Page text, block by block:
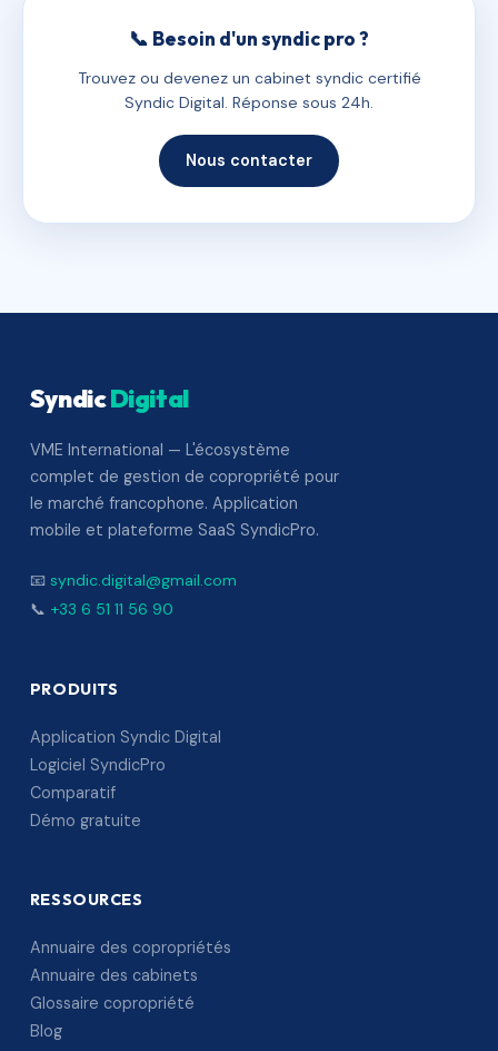
📞 Besoin d'un syndic pro ?
Trouvez ou devenez un cabinet syndic certifié
Syndic Digital. Réponse sous 24h.
Nous contacter
SyndicDigital
VME International — L'écosystème
complet de gestion de copropriété pour
le marché francophone. Application
mobile et plateforme SaaS SyndicPro.
📧 syndic.digital@gmail.com
📞 +33 6 51 11 56 90
PRODUITS
Application Syndic Digital
Logiciel SyndicPro
Comparatif
Démo gratuite
RESSOURCES
Annuaire des copropriétés
Annuaire des cabinets
Glossaire copropriété
Blog